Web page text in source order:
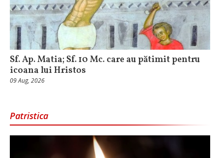
Sf. Ap. Matia; Sf. 10 Mc. care au pătimit pentru
icoana lui Hristos
09 Aug, 2026
Patristica